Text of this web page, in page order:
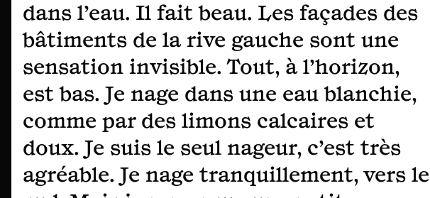
dans l’eau. Il fait beau. Les façades des
bâtiments de la rive gauche sont une
sensation invisible. Tout, à l’horizon,
est bas. Je nage dans une eau blanchie,
comme par des limons calcaires et
doux. Je suis le seul nageur, c’est très
agréable. Je nage tranquillement, vers le